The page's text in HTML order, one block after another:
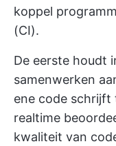
koppel
(CI).
De eerste houdt
samenwerken
ene code schrijft
realtime
kwaliteit van